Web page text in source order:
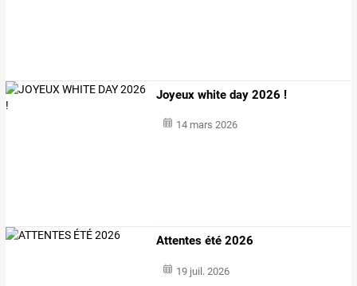
Joyeux white day 2026 !
14 mars 2026
Attentes été 2026
19 juil. 2026